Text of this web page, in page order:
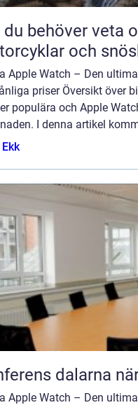
behöver veta
och
Apple Watch – Den
priser Översikt över
populära och Apple
I denna artikel
Apple Watch – Den